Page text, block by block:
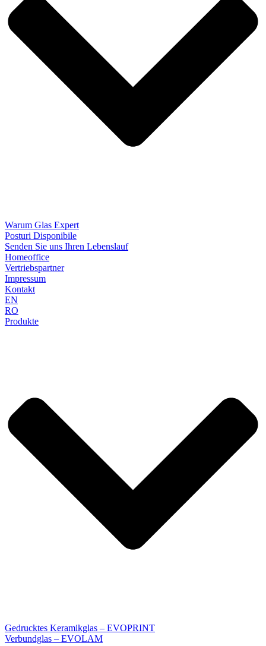
Warum Glas Expert
Posturi Disponibile
Senden Sie uns Ihren Lebenslauf
Homeoffice
Vertriebspartner
Impressum
Kontakt
EN
RO
Produkte
Gedrucktes Keramikglas – EVOPRINT
Verbundglas – EVOLAM